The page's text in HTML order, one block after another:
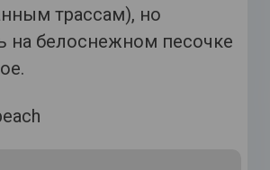
трассам), но
на белоснежном песочке